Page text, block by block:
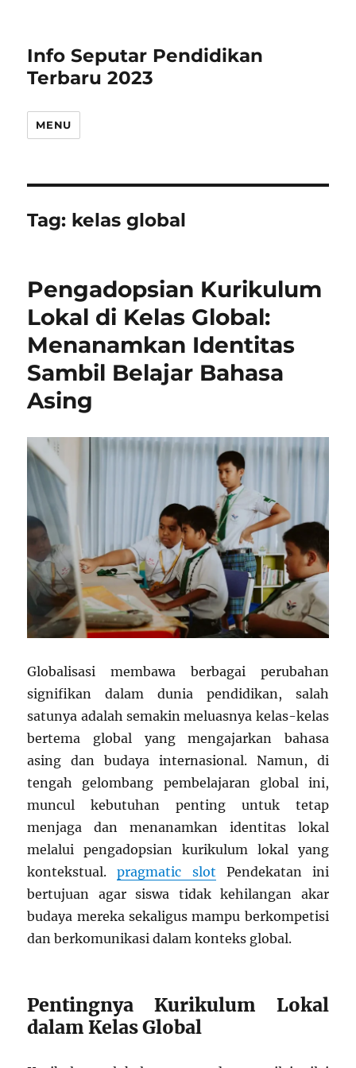
Info Seputar Pendidikan
Terbaru 2023
MENU
Tag: kelas global
Pengadopsian Kurikulum
Lokal di Kelas Global:
Menanamkan Identitas
Sambil Belajar Bahasa
Asing
Globalisasi membawa berbagai perubahan
signifikan dalam dunia pendidikan, salah
satunya adalah semakin meluasnya kelas-kelas
bertema global yang mengajarkan bahasa
asing dan budaya internasional. Namun, di
tengah gelombang pembelajaran global ini,
muncul kebutuhan penting untuk tetap
menjaga dan menanamkan identitas lokal
melalui pengadopsian kurikulum lokal yang
kontekstual.pragmatic slot Pendekatan ini
bertujuan agar siswa tidak kehilangan akar
budaya mereka sekaligus mampu berkompetisi
dan berkomunikasi dalam konteks global.
Pentingnya Kurikulum Lokal
dalam Kelas Global